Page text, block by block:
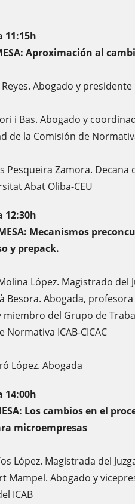
11:15h
Aproximación al
Reyes. Abogado y
i Bas. Abogado y
de la Comisión de
Pesqueira Zamora.
Abat Oliba-CEU
12:30h
Mecanismos
y prepack.
López. Magistrado del
Besora. Abogada,
miembro del Grupo de
Normativa ICAB-CICAC
López. Abogada
14:00h
Los cambios en el
microempresas
López. Magistrada del
Mampel. Abogado y
ICAB